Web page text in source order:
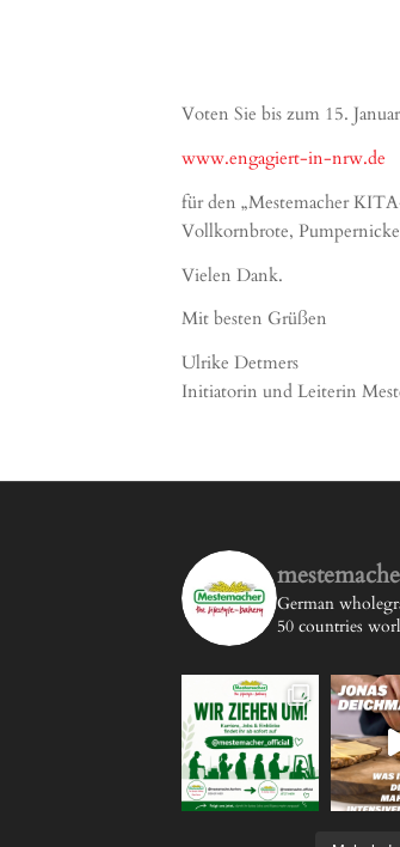
Voten Sie bis zum 15.
www.engagiert-in-nrw.de
für den „Mestemacher
Vollkornbrote,
Vielen Dank.
Mit besten Grüßen
Ulrike Detmers
Initiatorin und Leiterin
German
50 countries